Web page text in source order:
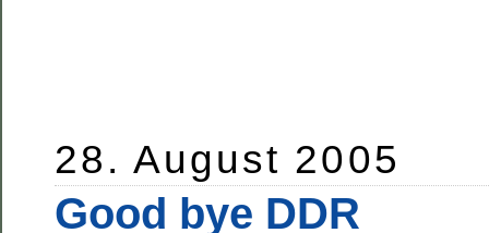
28. August 2005
Good bye DDR